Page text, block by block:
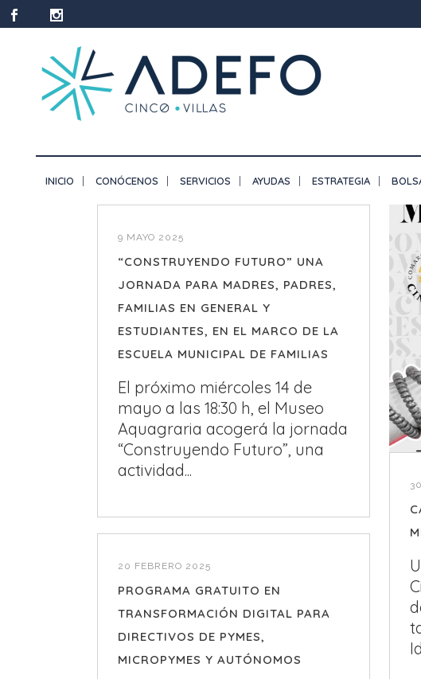
INICIO CONÓCENOS SERVICIOS AYUDAS ESTRATEGIA
9 MAYO 2025
“CONSTRUYENDO FUTURO” UNA
JORNADA PARA MADRES, PADRES,
FAMILIAS EN GENERAL Y
ESTUDIANTES, EN EL MARCO DE LA
ESCUELA MUNICIPAL DE FAMILIAS
El próximo miércoles 14 de
mayo a las 18:30 h, el Museo
Aquagraria acogerá la jornada
“Construyendo Futuro”, una
actividad...
20 FEBRERO 2025
PROGRAMA GRATUITO EN
TRANSFORMACIÓN DIGITAL PARA
DIRECTIVOS DE PYMES,
MICROPYMES Y AUTÓNOMOS